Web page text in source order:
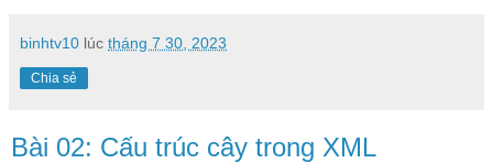
binhtv10 lúc tháng 7 30, 2023
Chia sẻ
Bài 02: Cấu trúc cây trong XML